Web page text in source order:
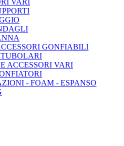
VARI
GONFIABILI
ACCESSORI VARI
- FOAM - ESPANSO